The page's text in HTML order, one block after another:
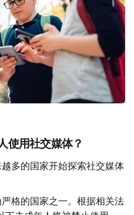
使用社交媒体？
多的国家开始探索社交媒体
格的国家之一。根据相关法